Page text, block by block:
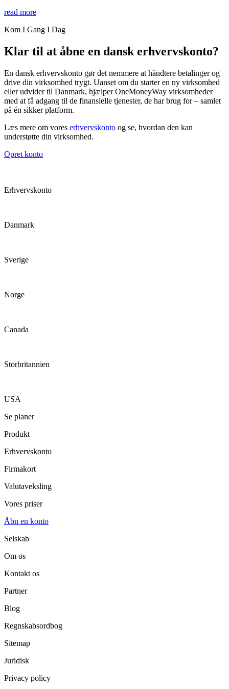
read more
Kom I Gang I Dag
Klar til at åbne en dansk erhvervskonto?
En dansk erhvervskonto gør det nemmere at håndtere betalinger og
drive din virksomhed trygt. Uanset om du starter en ny virksomhed
eller udvider til Danmark, hjælper OneMoneyWay virksomheder
med at få adgang til de finansielle tjenester, de har brug for – samlet
på én sikker platform.
Læs mere om vores erhvervskonto og se, hvordan den kan
understøtte din virksomhed.
Opret konto
Erhvervskonto
Danmark
Sverige
Norge
Canada
Storbritannien
USA
Se planer
Produkt
Erhvervskonto
Firmakort
Valutaveksling
Vores priser
Åbn en konto
Selskab
Om os
Kontakt os
Partner
Blog
Regnskabsordbog
Sitemap
Juridisk
Privacy policy